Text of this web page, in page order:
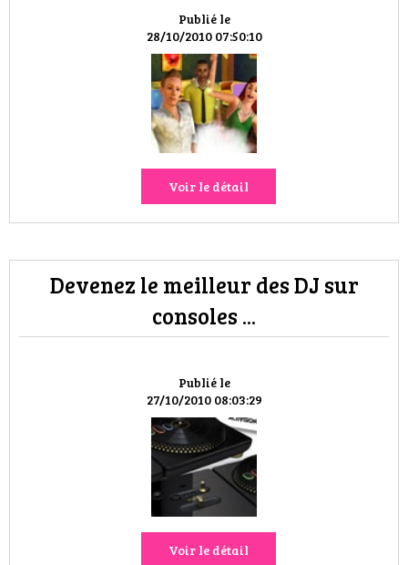
Publié le
28/10/2010 07:50:10
Voir le détail
Publié le
27/10/2010 08:03:29
Devenez le meilleur des DJ sur
consoles ...
Voir le détail